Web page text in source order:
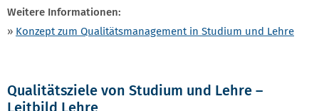
Weitere Informationen:
» Konzept zum Qualitätsmanagement in Studium und Lehre
Qualitätsziele von Studium und Lehre –